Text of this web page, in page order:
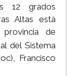
12 grados
Altas está
de
del Sistema
Francisco